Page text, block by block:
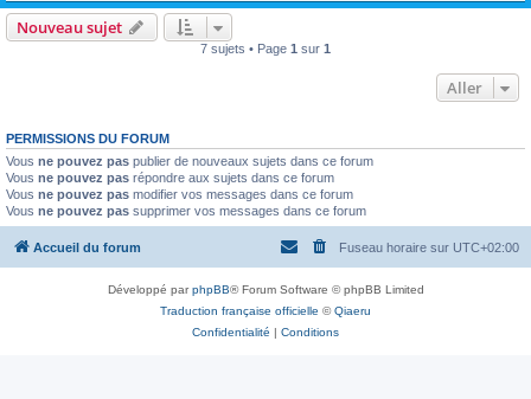
Nouveau sujet
7 sujets • Page 1 sur 1
Aller
PERMISSIONS DU FORUM
Vous ne pouvez pas publier de nouveaux sujets dans ce forum
Vous ne pouvez pas répondre aux sujets dans ce forum
Vous ne pouvez pas modifier vos messages dans ce forum
Vous ne pouvez pas supprimer vos messages dans ce forum
Accueil du forum Fuseau horaire sur UTC+02:00
Développé parphpBB® Forum Software © phpBB Limited
Traduction française officielle ©Qiaeru
Confidentialité | Conditions